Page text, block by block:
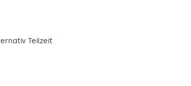
Teilzeit